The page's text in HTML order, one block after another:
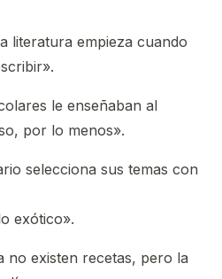
literatura empieza cuando
le enseñaban al
por lo menos».
selecciona sus temas con
exótico».
no existen recetas, pero la